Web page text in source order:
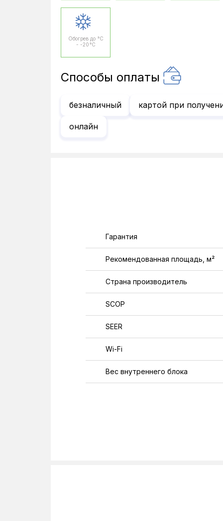
Обогрев до °C
- -20°C
Способы оплаты
безналичный картой при
онлайн
Гарантия
Рекомендованная площадь, м²
Страна производитель
SCOP
SEER
Wi-Fi
Вес внутреннего блока